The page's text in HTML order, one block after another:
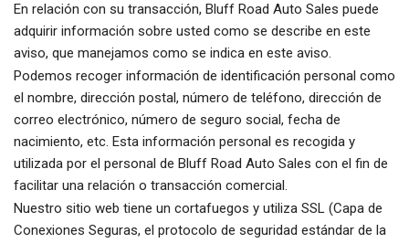
En relación con su transacción, Bluff Road Auto Sales puede
adquirir información sobre usted como se describe en este
aviso, que manejamos como se indica en este aviso.
Podemos recoger información de identificación personal como
el nombre, dirección postal, número de teléfono, dirección de
correo electrónico, número de seguro social, fecha de
nacimiento, etc. Esta información personal es recogida y
utilizada por el personal de Bluff Road Auto Sales con el fin de
facilitar una relación o transacción comercial.
Nuestro sitio web tiene un cortafuegos y utiliza SSL (Capa de
Conexiones Seguras, el protocolo de seguridad estándar de la